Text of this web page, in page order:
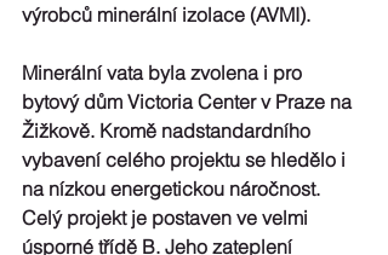
výrobců minerální izolace (AVMI).
Minerální vata byla zvolena i pro
bytový dům Victoria Center v Praze na
Žižkově. Kromě nadstandardního
vybavení celého projektu se hledělo i
na nízkou energetickou náročnost.
Celý projekt je postaven ve velmi
úsporné třídě B. Jeho zateplení